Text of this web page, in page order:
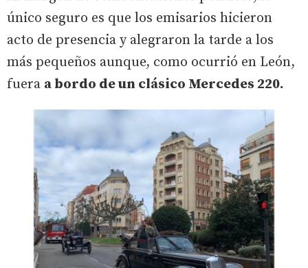
único seguro es que los emisarios hicieron
acto de presencia y alegraron la tarde a los
más pequeños aunque, como ocurrió en León,
fuera a bordo de un clásico Mercedes 220.